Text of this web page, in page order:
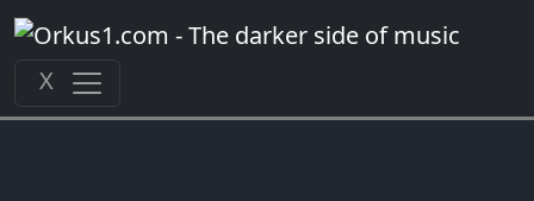
Zum
Inhalt
springen
X